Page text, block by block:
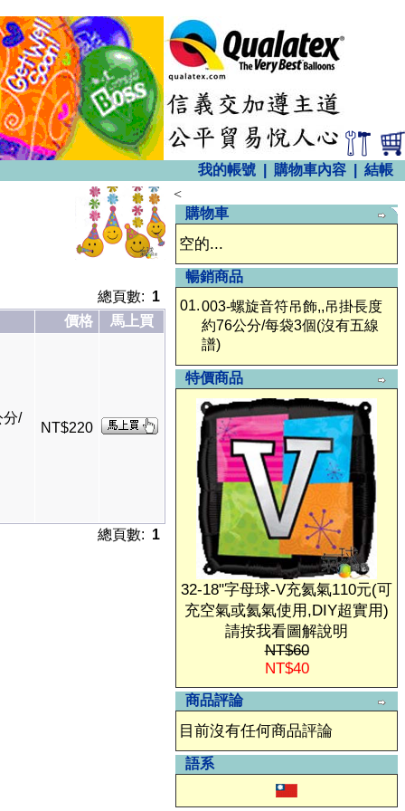
我的帳號 購物車內容 結帳
總頁數: 1
價格
馬上買
分/
NT$220
總頁數: 1
<
購物車
空的...
暢銷商品
01.003-螺旋音符吊飾,,吊掛長度
約76公分/每袋3個(沒有五線
譜)
特價商品
32-18"字母球-V充氦氣110元(可
充空氣或氦氣使用,DIY超實用)
請按我看圖解說明
NT$60
NT$40
商品評論
目前沒有任何商品評論
語系